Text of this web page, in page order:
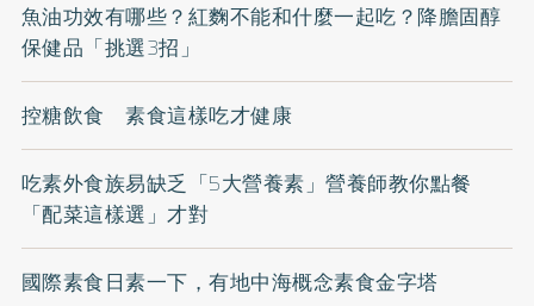
魚油功效有哪些？紅麴不能和什麼一起吃？降膽固醇
保健品「挑選3招」
控糖飲食 素食這樣吃才健康
吃素外食族易缺乏「5大營養素」營養師教你點餐
「配菜這樣選」才對
國際素食日素一下，有地中海概念素食金字塔